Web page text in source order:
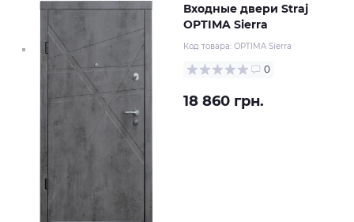
Входные двери Straj
OPTIMA Sierra
Код товара: OPTIMA Sierra
0
18 860 грн.